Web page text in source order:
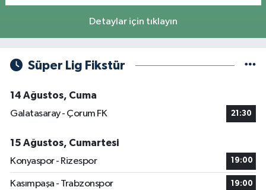
Detaylar için tıklayın
Süper Lig Fikstür
14 Ağustos, Cuma
Galatasaray - Çorum FK
21:30
15 Ağustos, Cumartesi
Konyaspor - Rizespor
19:00
Kasımpaşa - Trabzonspor 19:00